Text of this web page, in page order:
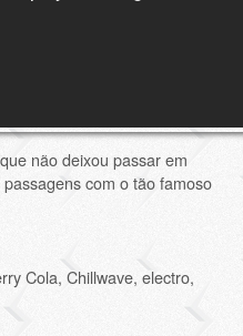
não deixou passar em
com o tão famoso
Cola,Chillwave,electro,